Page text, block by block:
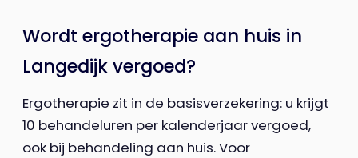
Wordt ergotherapie aan huis in
Langedijk vergoed?
Ergotherapie zit in de basisverzekering: u krijgt
10 behandeluren per kalenderjaar vergoed,
ook bij behandeling aan huis. Voor